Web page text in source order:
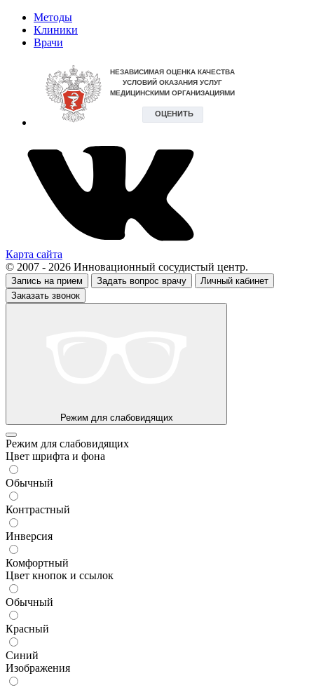
Методы
Клиники
Врачи
Карта сайта
© 2007 - 2026 Инновационный сосудистый центр.
Запись на прием Задать вопрос врачу
Личный кабинет
Заказать звонок
Режим для слабовидящих
Режим для слабовидящих
Цвет шрифта и фона
Обычный
Контрастный
Инверсия
Комфортный
Цвет кнопок и ссылок
Обычный
Красный
Синий
Изображения